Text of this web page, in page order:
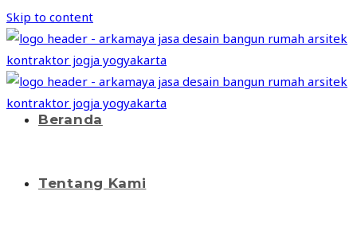
Skip to content
Beranda
Tentang Kami